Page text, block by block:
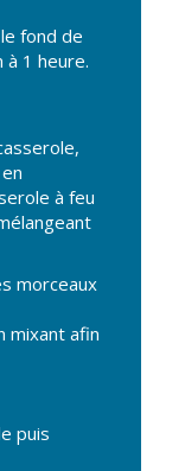
fond de
à 1 heure.
à feu
morceaux
mixant afin
puis